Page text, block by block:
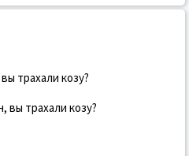
трахали козу?
вы трахали козу?